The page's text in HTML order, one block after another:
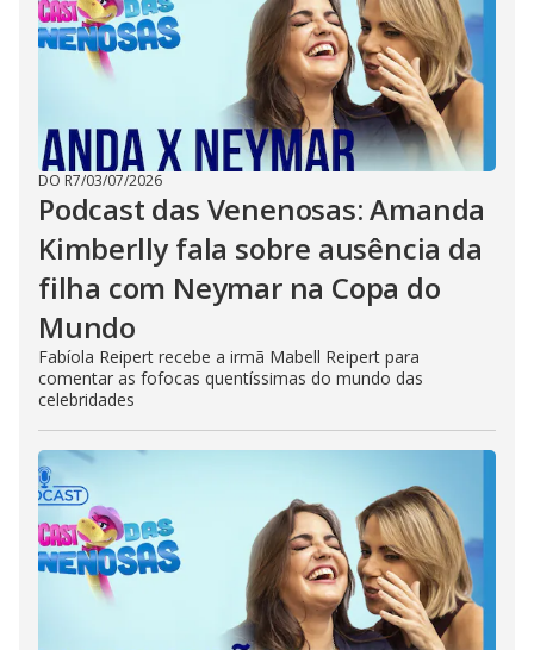
DO R7/03/07/2026
Podcast das Venenosas: Amanda
Kimberlly fala sobre ausência da
filha com Neymar na Copa do
Mundo
Fabíola Reipert recebe a irmã Mabell Reipert para
comentar as fofocas quentíssimas do mundo das
celebridades